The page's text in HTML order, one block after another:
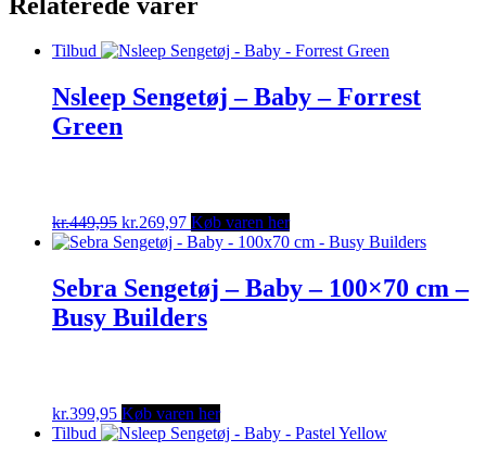
Tilbud
Nsleep Sengetøj – Baby – Forrest
Green
kr.449,95 Original
price
kr.449,95.
kr.269,97Current
price
kr.269,97.
Køb varen her
Sebra Sengetøj – Baby – 100×70 cm –
Busy Builders
kr.399,95 Køb varen her
Tilbud